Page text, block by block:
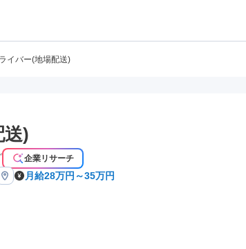
イバー(地場配送)
)
企業リサーチ
月給28万円～35万円